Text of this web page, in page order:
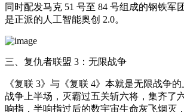
同时配发马克 51 号至 84 号组成的钢铁军
是正派的人工智能奥创 2.0。
三、复仇者联盟 3：无限战争
《复联 3》与《复联 4》本就是无限战争
战争上半场，灭霸过五关斩六将，集齐了
响指，半响指过后的数宇宙生命灰飞烟灭